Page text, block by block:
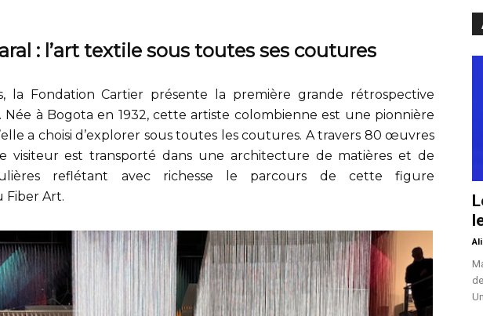
: l’art textile sous toutes ses coutures
la Fondation Cartier présente la première grande rétrospective
Née à Bogota en 1932, cette artiste colombienne est une pionnière
a choisi d’explorer sous toutes les coutures. A travers 80 œuvres
visiteur est transporté dans une architecture de matières et de
reflétant avec richesse le parcours de cette figure
Fiber Art.